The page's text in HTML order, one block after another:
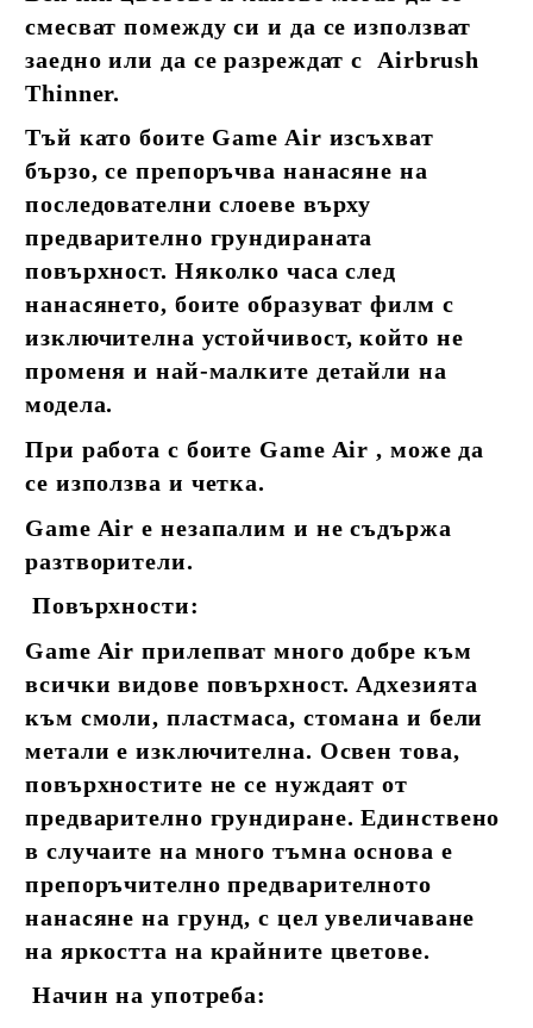
смесват помежду си и да се използват
заедно или да се разреждат с Airbrush
Thinner.
Тъй като боите Game Air изсъхват
бързо, се препоръчва нанасяне на
последователни слоеве върху
предварително грундираната
повърхност. Няколко часа след
нанасянето, боите образуват филм с
изключителна устойчивост, който не
променя и най-малките детайли на
модела.
При работа с боите Game Air , може да
се използва и четка.
Game Air е незапалим и не съдържа
разтворители.
Повърхности:
Game Air прилепват много добре към
всички видове повърхност. Адхезията
към смоли, пластмаса, стомана и бели
метали е изключителна. Освен това,
повърхностите не се нуждаят от
предварително грундиране. Единствено
в случаите на много тъмна основа е
препоръчително предварителното
нанасяне на грунд, с цел увеличаване
на яркостта на крайните цветове.
Начин на употреба: